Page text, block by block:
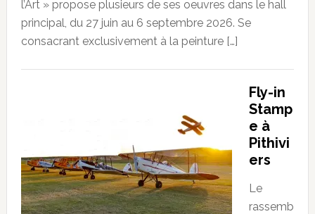
l’Art » propose plusieurs de ses oeuvres dans le hall
principal, du 27 juin au 6 septembre 2026. Se
consacrant exclusivement à la peinture […]
Fly-in
Stamp
e à
Pithivi
ers
Le
rassemb